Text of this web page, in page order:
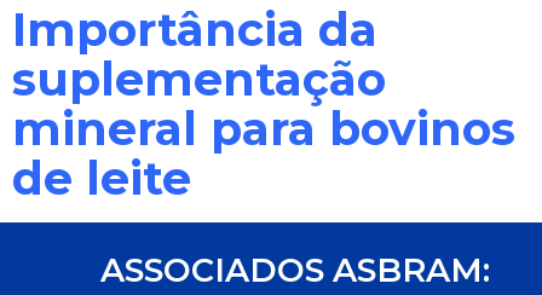
Importância da
suplementação
mineral para bovinos
de leite
ASSOCIADOS ASBRAM: